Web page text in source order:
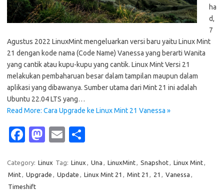
ha
d,
7
Agustus 2022 LinuxMint mengeluarkan versi baru yaitu Linux Mint
21 dengan kode nama (Code Name) Vanessa yang berarti Wanita
yang cantik atau kupu-kupu yang cantik. Linux Mint Versi 21
melakukan pembaharuan besar dalam tampilan maupun dalam
aplikasi yang dibawanya. Sumber utama dari Mint 21 ini adalah
Ubuntu 22.04 LTS yang…
Read More: Cara Upgrade ke Linux Mint 21 Vanessa »
Fa
e
b
M
t
o
E
ail ar
e
Category: Linux Tag: Linux , Una , LinuxMint, Snapshot, Linux Mint,
Mint, Upgrade , Update , Linux Mint 21 , Mint 21 , 21 , Vanessa ,
Timeshift